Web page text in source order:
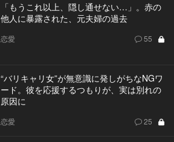
「もうこれ以上、隠し通せない…」。赤の
他人に暴露された、元夫婦の過去
恋愛 55
“バリキャリ女”が無意識に発しがちなNGワ
ード。彼を応援するつもりが、実は別れの
原因に
恋愛 25